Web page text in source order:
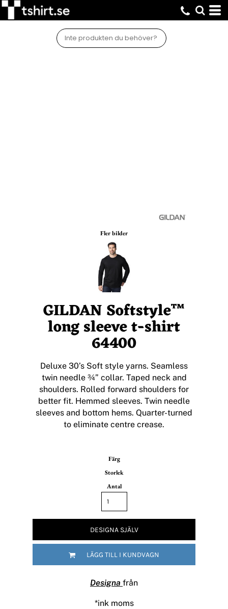
Fler bilder
GILDAN Softstyle™
long sleeve t-shirt
64400
Deluxe 30’s Soft style yarns. Seamless
twin needle ¾” collar. Taped neck and
shoulders. Rolled forward shoulders for
better fit. Hemmed sleeves. Twin needle
sleeves and bottom hems. Quarter-turned
to eliminate centre crease.
Färg
Storlek
Antal
DESIGNA SJÄLV
LÄGG TILL I KUNDVAGN
Designa från
*ink moms